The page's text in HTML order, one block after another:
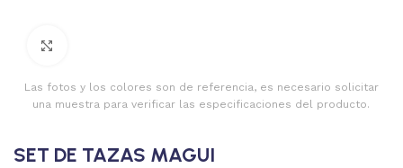
Las fotos y los colores son de referencia, es necesario solicitar
una muestra para verificar las especificaciones del producto.
SET DE TAZAS MAGUI